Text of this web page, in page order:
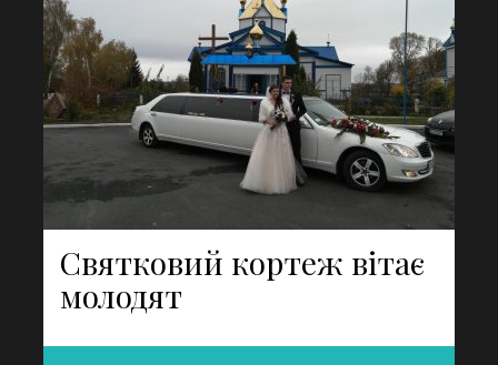
Святковий кортеж вітає
молодят